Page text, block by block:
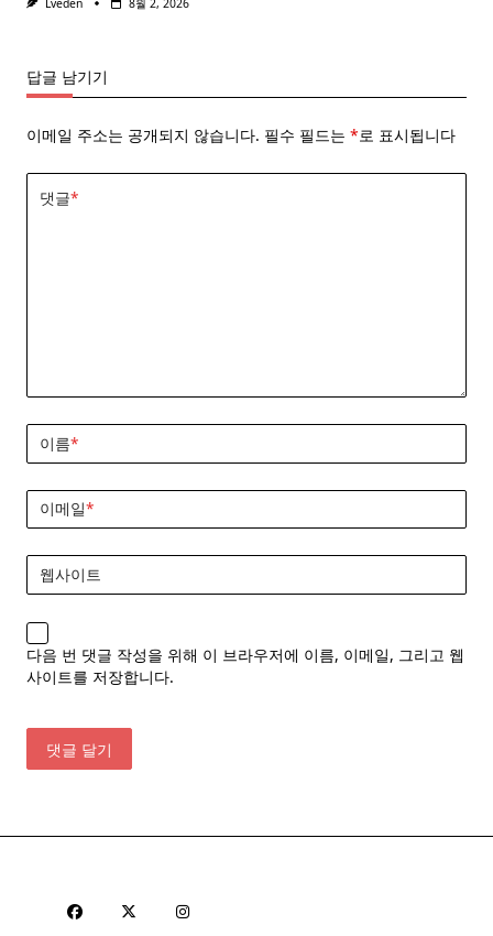
Lveden 8월 2, 2026
답글 남기기
이메일 주소는 공개되지 않습니다. 필수 필드는 *로 표시됩니다
댓글*
이름*
이메일*
웹사이트
다음 번 댓글 작성을 위해 이 브라우저에 이름, 이메일, 그리고 웹
사이트를 저장합니다.